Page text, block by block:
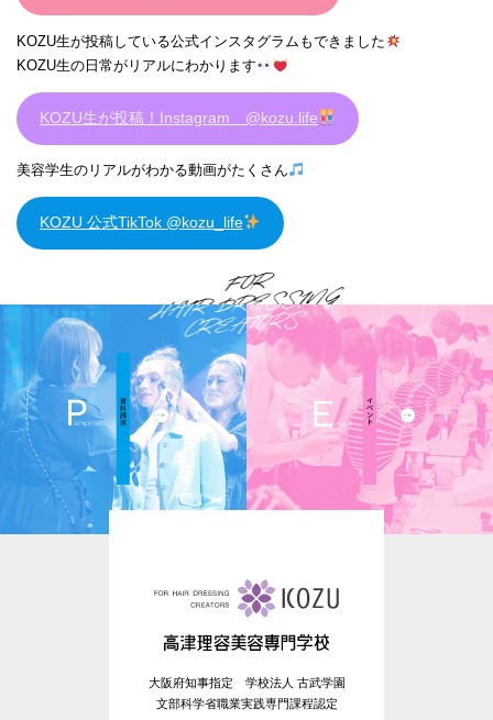
KOZU生が投稿している公式インスタグラムもできました
KOZU生の日常がリアルにわかります
KOZU生が投稿！Instagram @kozu.life
美容学生のリアルがわかる動画がたくさん
KOZU 公式TikTok @kozu_life
大阪府知事指定 学校法人 古武学園
文部科学省職業実践専門課程認定